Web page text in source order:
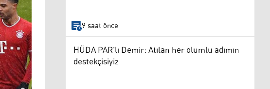
9 saat önce
HÜDA PAR'lı Demir: Atılan her olumlu adımın
destekçisiyiz